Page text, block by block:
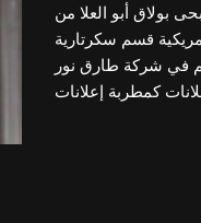
بولاق أبو العلا من
قسم سكرتارية
في شركة طارق نور